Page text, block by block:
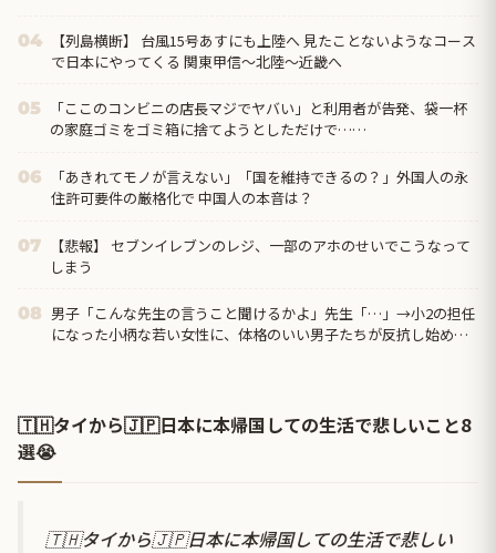
04
【列島横断】 台風15号あすにも上陸へ 見たことないようなコース
で日本にやってくる 関東甲信～北陸～近畿へ
05
「ここのコンビニの店長マジでヤバい」と利用者が告発、袋一杯
の家庭ゴミをゴミ箱に捨てようとしただけで……
06
「あきれてモノが言えない」「国を維持できるの？」外国人の永
住許可要件の厳格化で 中国人の本音は？
07
【悲報】 セブンイレブンのレジ、一部のアホのせいでこうなって
しまう
08 男子「こんな先生の言うこと聞けるかよ」先生「…」→小2の担任
になった小柄な若い女性に、体格のいい男子たちが反抗し始め…
🇹🇭タイから🇯🇵日本に本帰国しての生活で悲しいこと8
選😭
🇹🇭タイから🇯🇵日本に本帰国しての生活で悲しい